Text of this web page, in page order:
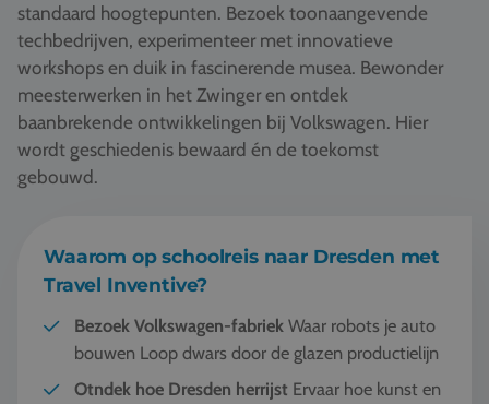
standaard hoogtepunten. Bezoek toonaangevende
techbedrijven, experimenteer met innovatieve
workshops en duik in fascinerende musea. Bewonder
meesterwerken in het Zwinger en ontdek
baanbrekende ontwikkelingen bij Volkswagen. Hier
wordt geschiedenis bewaard én de toekomst
gebouwd.
Waarom op schoolreis naar Dresden met
Travel Inventive?
Bezoek Volkswagen-fabriek Waar robots je auto
bouwen Loop dwars door de glazen productielijn
Otndek hoe Dresden herrijst Ervaar hoe kunst en